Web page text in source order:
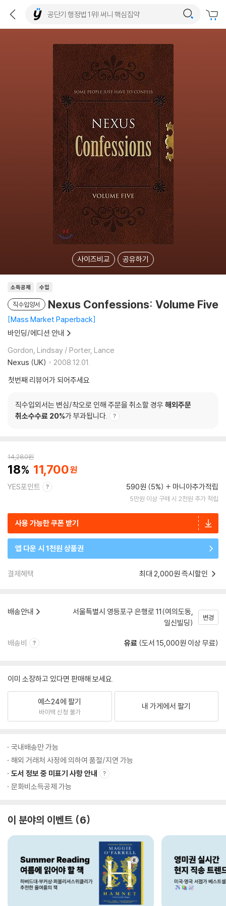
사이즈비교 공유하기
소득공제 수입
직수입양서 Nexus Confessions: Volume Five
Mass Market Paperback
바인딩/에디션 안내
Gordon, Lindsay / Porter, Lance
Nexus (UK)
2008.12.01.
첫번째 리뷰어가 되어주세요
직수입외서는 변심/착오로 인해 주문을 취소할 경우 해외주문
취소수수료 20%가 부과됩니다.
14,280원
18 11,700
YES포인트 590원 (5%) 마니아추가적립
5만원 이상 구매 시 2천원 추가 적립
사용 가능한 쿠폰 받기
앱 다운 시 1천원 상품권
결제혜택 최대 2,000원 즉시할인
배송안내
서울특별시 영등포구 은행로 11(여의도동,
일신빌딩)
변경
배송비 유료 (도서 15,000원 이상 무료)
이미 소장하고 있다면 판매해 보세요.
예스24에 팔기
바이백 신청 불가
내 가게에서 팔기
국내배송만 가능
해외 거래처 사정에 의하여 품절/지연 가능
도서 정보 중 미표기 사항 안내
문화비소득공제 가능
이 분야의 이벤트 6